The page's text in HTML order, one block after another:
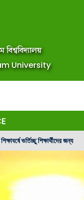
University
শিক্ষার্থীদের জন্য গণ বিজ্ঞপ্তি